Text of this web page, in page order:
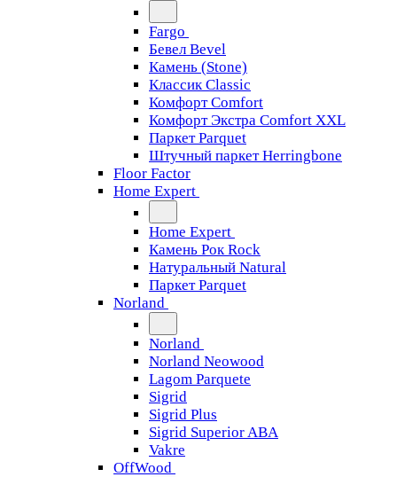
Fargo
Бевел Bevel
Камень (Stone)
Классик Classic
Комфорт Comfort
Комфорт Экстра Comfort XXL
Паркет Parquet
Штучный паркет Herringbone
Floor Factor
Home Expert
Home Expert
Камень Рок Rock
Натуральный Natural
Паркет Parquet
Norland
Norland
Norland Neowood
Lagom Parquete
Sigrid
Sigrid Plus
Sigrid Superior ABA
Vakre
OffWood